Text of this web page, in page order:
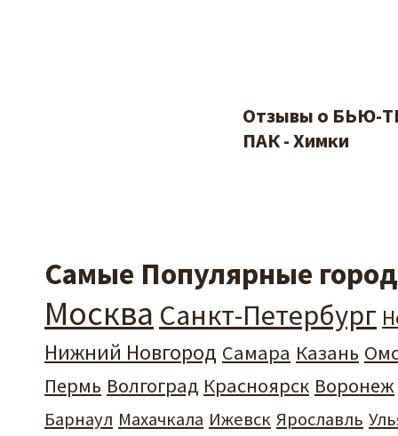
Отзывы о БЬЮ-
ПАК - Химки
Самые Популярные
Москва Санкт-Петербург
Нижний Новгород Самара Казань
Пермь Волгоград Красноярск Воронеж
Барнаул Махачкала Ижевск Ярославль